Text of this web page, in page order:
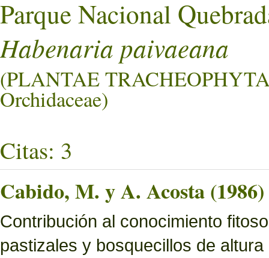
Parque Nacional
Habenaria paivaeana
(PLANTAE
Orchidaceae)
Citas: 3
Cabido, M. y A. Acosta (1986)
Contribución al conocimiento
pastizales y bosquecillos de